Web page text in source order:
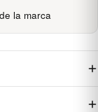
la marca